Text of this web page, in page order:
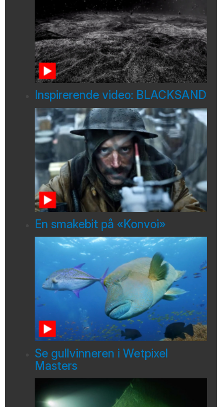
Inspirerende video: BLACKSAND
En smakebit på «Konvoi»
Se gullvinneren i Wetpixel
Masters